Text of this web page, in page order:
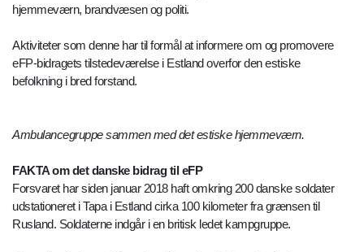
hjemmeværn, brandvæsen og politi.
Aktiviteter som denne har til formål at informere om og promovere
eFP-bidragets tilstedeværelse i Estland overfor den estiske
befolkning i bred forstand.
Ambulancegruppe sammen med det estiske hjemmeværn.
FAKTA om det danske bidrag til eFP
Forsvaret har siden januar 2018 haft omkring 200 danske soldater
udstationeret i Tapa i Estland cirka 100 kilometer fra grænsen til
Rusland. Soldaterne indgår i en britisk ledet kampgruppe.